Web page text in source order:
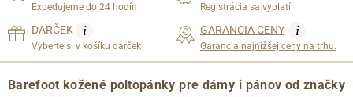
Expedujeme do 24 hodín Registrácia sa vyplatí
DARČEK i
Vyberte si v košíku darček
GARANCIA CENY i
Garancia najnižšej ceny na trhu.
Barefoot kožené poltopánky pre dámy i pánov od značky